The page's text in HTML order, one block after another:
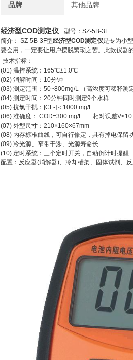
品牌 其他品牌
经济型COD测定仪
型号：SZ-5B-3F
简介： SZ-5B-3F型经济型COD测定仪是专为小
要会用，一定要让用户摆脱繁琐之苦。此款仪器
技术指标：
(01) 温控系统：165℃±1.0℃
(02) 消解时间：10分钟
(03) 测定范围：50~800mg/L （高浓度可稀释测定
(04) 测定时间：20分钟同时测定9个水样
(05) 抗氯干扰：[CL-]＜1000 mg/L
(06) 准确度： COD=300 mg/L 相对误差V≤10
(07) 外型尺寸：210×160×67mm
(08) 内存标准曲线，可自行修定，具有掉电保留
(09) 冷光源、窄带干涉、光源寿命长
(10) 定时系统：三个定时开关，自动倒计时提醒
配置：反应器(消解器)、冷却槽架、固体试剂、反